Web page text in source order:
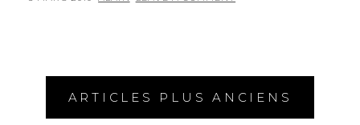
NavigationARTICLES PLUS ANCIENS